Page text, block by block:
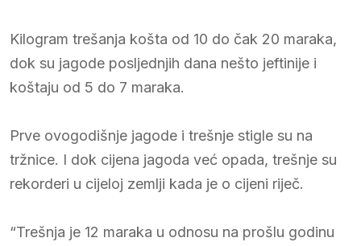
Kilogram trešanja košta od 10 do čak 20 maraka,
dok su jagode posljednjih dana nešto jeftinije i
koštaju od 5 do 7 maraka.
Prve ovogodišnje jagode i trešnje stigle su na
tržnice. I dok cijena jagoda već opada, trešnje su
rekorderi u cijeloj zemlji kada je o cijeni riječ.
“Trešnja je 12 maraka u odnosu na prošlu godinu